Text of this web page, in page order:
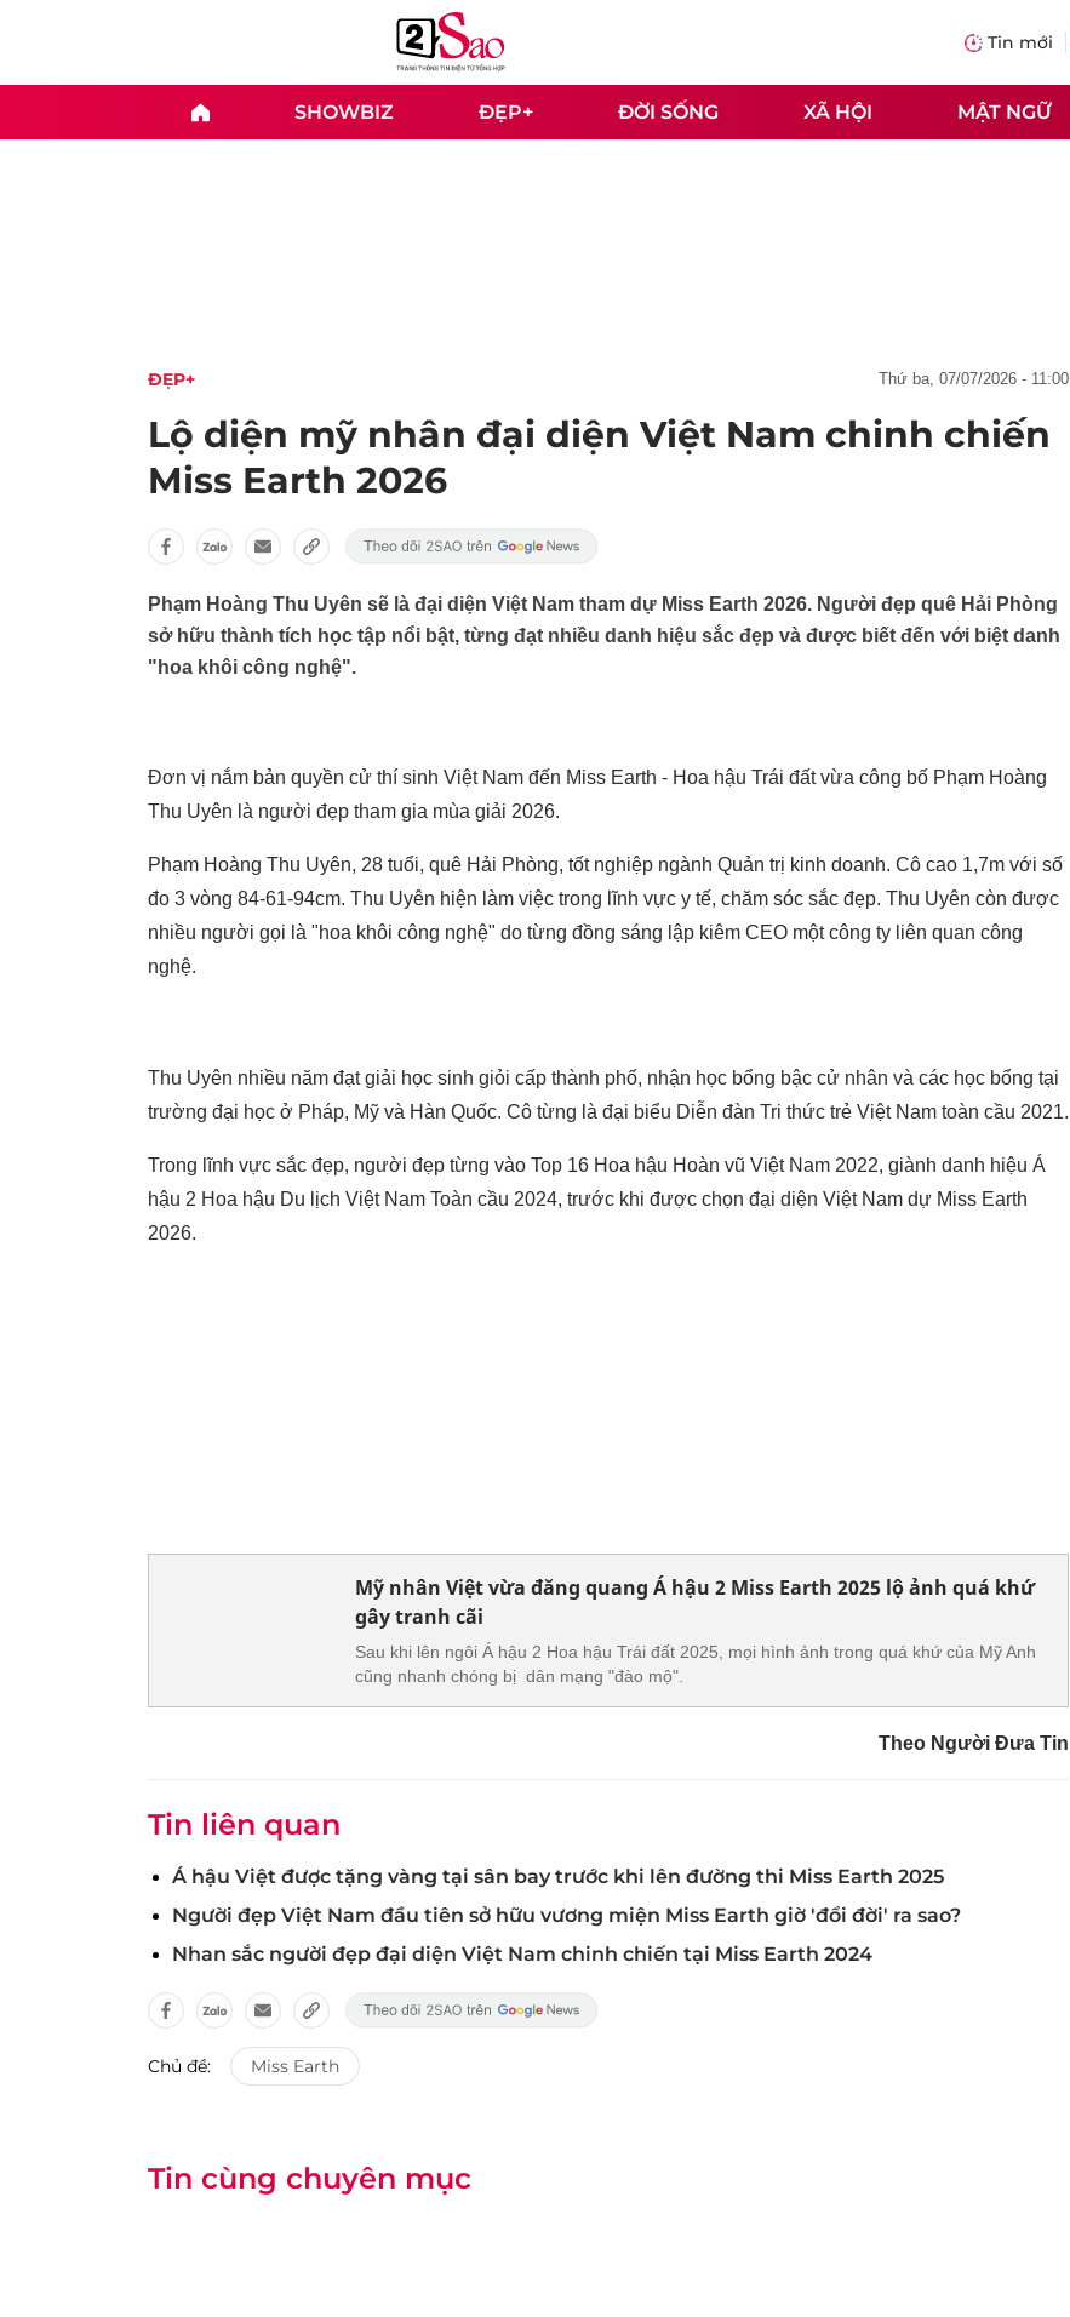
Tin mới
SHOWBIZ ĐẸP+ ĐỜI SỐNG XÃ HỘI MẬT NGỮ
ĐẸP+ thứ ba, 07/07/2026 - 11:00
Lộ diện mỹ nhân đại diện Việt Nam chinh chiến
Miss Earth 2026
Phạm Hoàng Thu Uyên sẽ là đại diện Việt Nam tham dự Miss Earth 2026. Người đẹp quê Hải Phòng
sở hữu thành tích học tập nổi bật, từng đạt nhiều danh hiệu sắc đẹp và được biết đến với biệt danh
"hoa khôi công nghệ".
Đơn vị nắm bản quyền cử thí sinh Việt Nam đến Miss Earth - Hoa hậu Trái đất vừa công bố Phạm Hoàng
Thu Uyên là người đẹp tham gia mùa giải 2026.
Phạm Hoàng Thu Uyên, 28 tuổi, quê Hải Phòng, tốt nghiệp ngành Quản trị kinh doanh. Cô cao 1,7m với số
đo 3 vòng 84-61-94cm. Thu Uyên hiện làm việc trong lĩnh vực y tế, chăm sóc sắc đẹp. Thu Uyên còn được
nhiều người gọi là "hoa khôi công nghệ" do từng đồng sáng lập kiêm CEO một công ty liên quan công
nghệ.
Thu Uyên nhiều năm đạt giải học sinh giỏi cấp thành phố, nhận học bổng bậc cử nhân và các học bổng tại
trường đại học ở Pháp, Mỹ và Hàn Quốc. Cô từng là đại biểu Diễn đàn Tri thức trẻ Việt Nam toàn cầu 2021.
Trong lĩnh vực sắc đẹp, người đẹp từng vào Top 16 Hoa hậu Hoàn vũ Việt Nam 2022, giành danh hiệu Á
hậu 2 Hoa hậu Du lịch Việt Nam Toàn cầu 2024, trước khi được chọn đại diện Việt Nam dự Miss Earth
2026.
Mỹ nhân Việt vừa đăng quang Á hậu 2 Miss Earth 2025 lộ ảnh quá khứ
gây tranh cãi
Sau khi lên ngôi Á hậu 2 Hoa hậu Trái đất 2025, mọi hình ảnh trong quá khứ của Mỹ Anh
cũng nhanh chóng bị dân mạng "đào mộ".
Theo Người Đưa Tin
Tin liên quan
Á hậu Việt được tặng vàng tại sân bay trước khi lên đường thi Miss Earth 2025
Người đẹp Việt Nam đầu tiên sở hữu vương miện Miss Earth giờ 'đổi đời' ra sao?
Nhan sắc người đẹp đại diện Việt Nam chinh chiến tại Miss Earth 2024
Chủ đề: Miss Earth
Tin cùng chuyên mục